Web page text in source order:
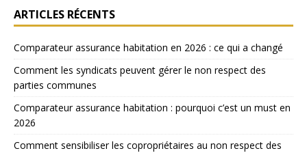
ARTICLES RÉCENTS
Comparateur assurance habitation en 2026 : ce qui a changé
Comment les syndicats peuvent gérer le non respect des
parties communes
Comparateur assurance habitation : pourquoi c’est un must en
2026
Comment sensibiliser les copropriétaires au non respect des